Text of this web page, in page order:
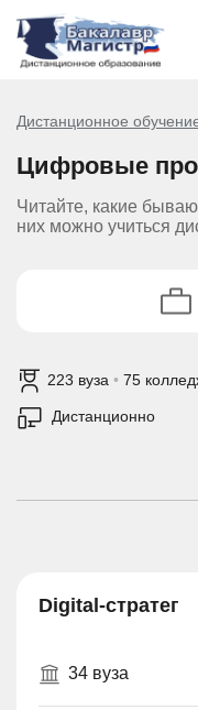
Дистанционное
Цифровые
Читайте, какие
них можно учиться
223 вуза • 75
Дистанционно
Digital-стратег
34 вуза